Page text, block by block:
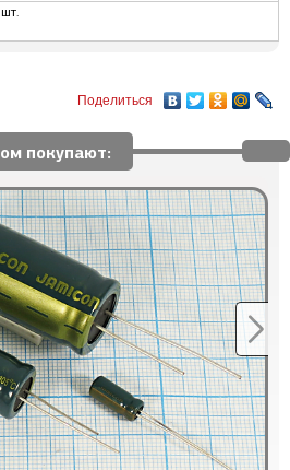
Поделиться
покупают: